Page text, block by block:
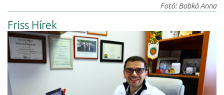
Fotó: Bobkó Anna
Friss Hírek